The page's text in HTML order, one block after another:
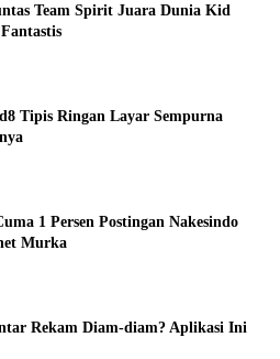
Team Spirit Juara Dunia Kid
Tipis Ringan Layar Sempurna
1 Persen Postingan Nakesindo
Murka
Rekam Diam-diam? Aplikasi Ini